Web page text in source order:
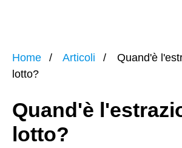
Home Articoli
Quand'è
lotto?
Quand'è
lotto?